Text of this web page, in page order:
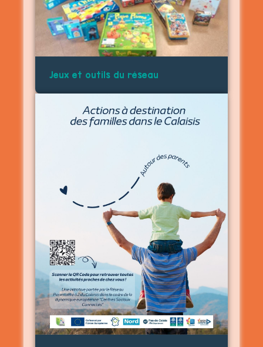
Jeux et outils du réseau